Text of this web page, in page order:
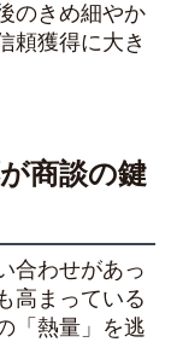
のきめ細やか
頼獲得に大き
商談の鍵
合わせがあっ
高まっている
「熱量」を逃